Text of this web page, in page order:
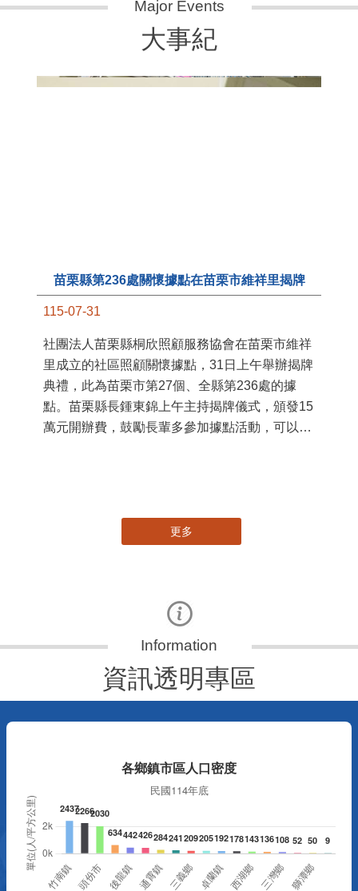
大事紀
苗栗縣第236處關懷據點在苗栗市維祥里揭牌
115-07-31
社團法人苗栗縣桐欣照顧服務協會在苗栗市維祥
里成立的社區照顧關懷據點，31日上午舉辦揭牌
典禮，此為苗栗市第27個、全縣第236處的據
點。苗栗縣長鍾東錦上午主持揭牌儀式，頒發15
萬元開辦費，鼓勵長輩多參加據點活動，可以更
更多
資訊透明專區